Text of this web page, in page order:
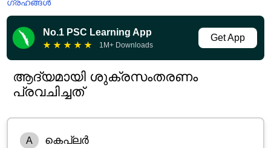
ഗ്രഹങ്ങൾ
No.1 PSC Learning App
★ ★ ★ ★ ★ 1M+ Downloads
Get App
ആദ്യമായി ശുക്രസംതരണം
പ്രവചിച്ചത്
A കെപ്ലർ